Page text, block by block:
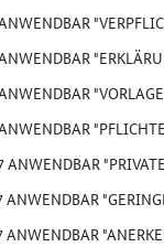
ANWENDBAR
ANWENDBAR
ANWENDBAR